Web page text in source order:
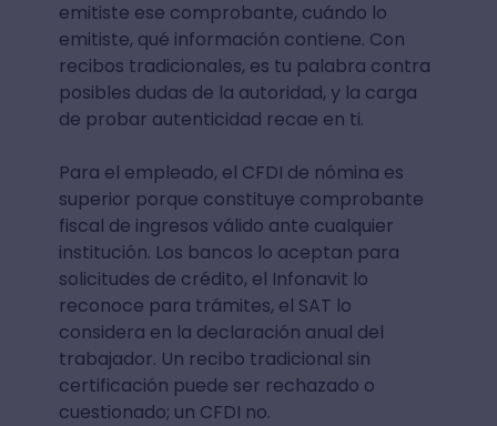
emitiste ese comprobante, cuándo lo
emitiste, qué información contiene. Con
recibos tradicionales, es tu palabra contra
posibles dudas de la autoridad, y la carga
de probar autenticidad recae en ti.
Para el empleado, el CFDI de nómina es
superior porque constituye comprobante
fiscal de ingresos válido ante cualquier
institución. Los bancos lo aceptan para
solicitudes de crédito, el Infonavit lo
reconoce para trámites, el SAT lo
considera en la declaración anual del
trabajador. Un recibo tradicional sin
certificación puede ser rechazado o
cuestionado; un CFDI no.